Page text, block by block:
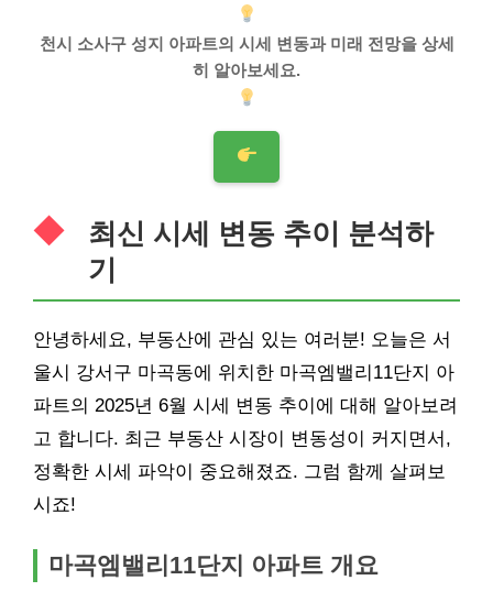
천시 소사구 성지 아파트의 시세 변동과 미래 전망을 상세
히 알아보세요.
최신 시세 변동 추이 분석하
기
안녕하세요, 부동산에 관심 있는 여러분! 오늘은 서
울시 강서구 마곡동에 위치한 마곡엠밸리11단지 아
파트 의 2025년 6월 시세 변동 추이에 대해 알아보려
고 합니다. 최근 부동산 시장이 변동성이 커지면서,
정확한 시세 파악이 중요해졌죠. 그럼 함께 살펴보
시죠!
마곡엠밸리11단지 아파트 개요